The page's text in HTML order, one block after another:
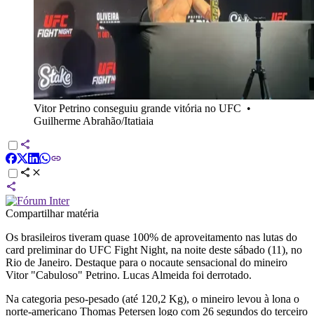
Vitor Petrino conseguiu grande vitória no UFC •
Guilherme Abrahão/Itatiaia
Compartilhar matéria
Os brasileiros tiveram quase 100% de aproveitamento nas lutas do
card preliminar do UFC Fight Night, na noite deste sábado (11), no
Rio de Janeiro. Destaque para o nocaute sensacional do mineiro
Vitor "Cabuloso" Petrino. Lucas Almeida foi derrotado.
Na categoria peso-pesado (até 120,2 Kg), o mineiro levou à lona o
norte-americano Thomas Petersen logo com 26 segundos do terceiro